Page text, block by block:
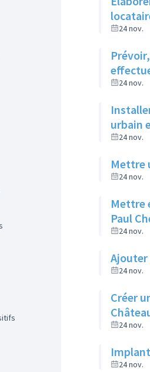
24 nov.
24 nov.
urbain
24 nov.
Mettre
24 nov.
Mettre
Paul
24 nov.
Ajouter
24 nov.
Créer
24 nov.
24 nov.